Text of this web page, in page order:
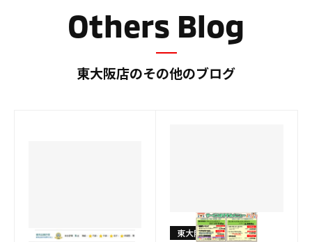
Others Blog
東大阪店のその他のブログ
東大阪店